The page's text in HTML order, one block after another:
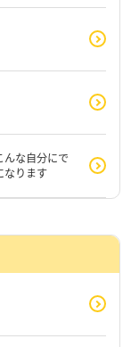
んな自分にで
なります